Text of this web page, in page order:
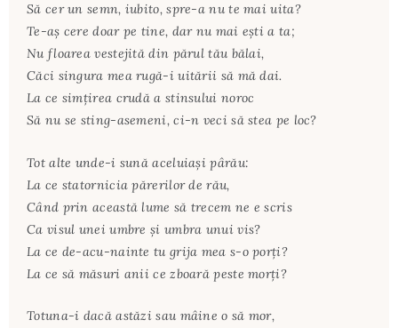
Să cer un semn, iubito, spre-a nu te mai uita?
Te-aş cere doar pe tine, dar nu mai eşti a ta;
Nu floarea vestejită din părul tău bălai,
Căci singura mea rugă-i uitării să mă dai.
La ce simţirea crudă a stinsului noroc
Să nu se sting-asemeni, ci-n veci să stea pe loc?
Tot alte unde-i sună aceluiaşi pârău:
La ce statornicia părerilor de rău,
Când prin această lume să trecem ne e scris
Ca visul unei umbre şi umbra unui vis?
La ce de-acu-nainte tu grija mea s-o porţi?
La ce să măsuri anii ce zboară peste morţi?
Totuna-i dacă astăzi sau mâine o să mor,